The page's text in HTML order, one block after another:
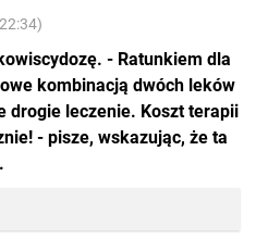
- Ratunkiem dla
kombinacją dwóch leków
drogie leczenie. Koszt terapii
- pisze, wskazując, że ta